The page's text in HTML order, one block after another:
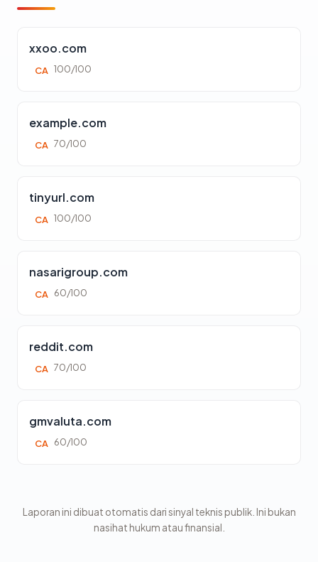
xxoo.com
CA 100/100
example.com
CA 70/100
tinyurl.com
CA 100/100
nasarigroup.com
CA 60/100
reddit.com
CA 70/100
gmvaluta.com
CA 60/100
Laporan ini dibuat otomatis dari sinyal teknis publik. Ini bukan
nasihat hukum atau finansial.